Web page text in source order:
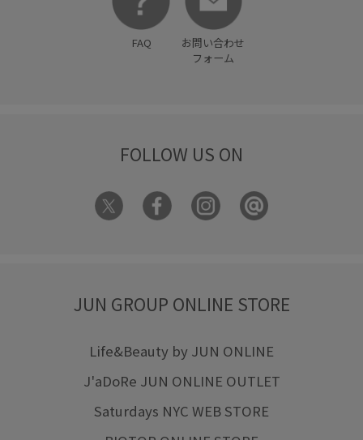
FAQ
お問い合わせ
フォーム
FOLLOW US ON
JUN GROUP ONLINE STORE
Life&Beauty by JUN ONLINE
J'aDoRe JUN ONLINE OUTLET
Saturdays NYC WEB STORE